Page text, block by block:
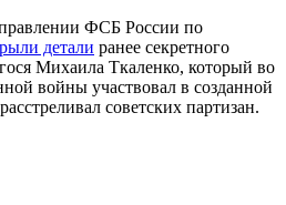
ФСБ России по
детали ранее секретного
Михаила Ткаленко, который во
войны участвовал в созданной
советских партизан.